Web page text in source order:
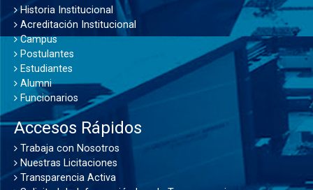
Historia Institucional
Acreditación Institucional
Campus
Postulantes
Estudiantes
Alumni
Funcionarios
Accesos Rápidos
Trabaja con Nosotros
Nuestras Licitaciones
Transparencia Activa